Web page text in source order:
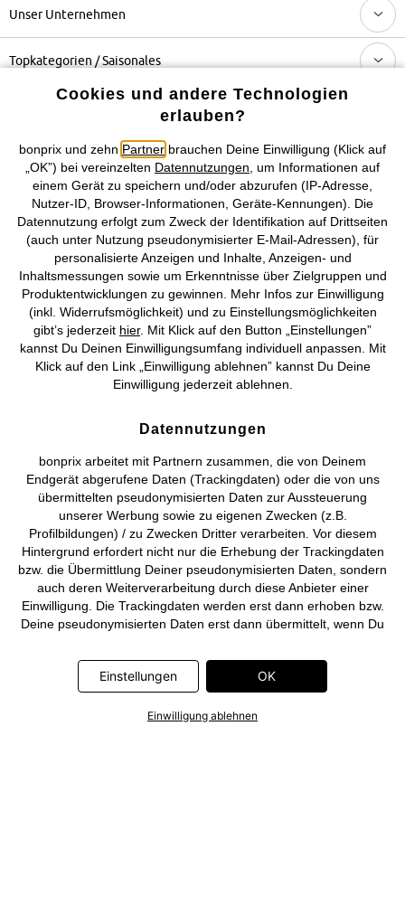
Unser Unternehmen
Topkategorien / Saisonales
Mehr von bonprix auf
Preisangaben inkl. gesetzl. MwSt. und zzgl. Service- &
Versandkosten
Datenschutz Cookie-Einstellungen Impressum
Vertrag widerrufen
©2026 bonprix.Alle Rechte vorbehalten.
Deutsch Français
Cookies und andere Technologien
erlauben?
bonprix und zehn Partner brauchen Deine Einwilligung (Klick auf
„OK”) bei vereinzelten Datennutzungen , um Informationen auf
einem Gerät zu speichern und/oder abzurufen (IP-Adresse,
Nutzer-ID, Browser-Informationen, Geräte-Kennungen). Die
Datennutzung erfolgt zum Zweck der Identifikation auf Drittseiten
(auch unter Nutzung pseudonymisierter E-Mail-Adressen), für
personalisierte Anzeigen und Inhalte, Anzeigen- und
Inhaltsmessungen sowie um Erkenntnisse über Zielgruppen und
Produktentwicklungen zu gewinnen. Mehr Infos zur Einwilligung
(inkl. Widerrufsmöglichkeit) und zu Einstellungsmöglichkeiten
gibt’s jederzeit hier. Mit Klick auf den Button „Einstellungen”
kannst Du Deinen Einwilligungsumfang individuell anpassen. Mit
Klick auf den Link „Einwilligung ablehnen” kannst Du Deine
Einwilligung jederzeit ablehnen.
Datennutzungen
bonprix arbeitet mit Partnern zusammen, die von Deinem
Endgerät abgerufene Daten (Trackingdaten) oder die von uns
übermittelten pseudonymisierten Daten zur Aussteuerung
unserer Werbung sowie zu eigenen Zwecken (z.B.
Profilbildungen) / zu Zwecken Dritter verarbeiten. Vor diesem
Hintergrund erfordert nicht nur die Erhebung der Trackingdaten
bzw. die Übermittlung Deiner pseudonymisierten Daten, sondern
auch deren Weiterverarbeitung durch diese Anbieter einer
Einwilligung. Die Trackingdaten werden erst dann erhoben bzw.
Deine pseudonymisierten Daten erst dann übermittelt, wenn Du
„OK” klickst. Bei den Partnern handelt es sich um die folgenden
Unternehmen: Meta Platforms Ireland Limited, Google Ireland
Limited, Pinterest Europe Limited, Microsoft Ireland Operations
Limited, Criteo SA, RTB-House GmbH, Adjust GmbH, Snap
Einstellungen OK
Einwilligung ablehnen